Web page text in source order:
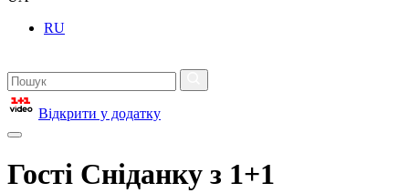
RU
Відкрити у додатку
Гості Сніданку з 1+1